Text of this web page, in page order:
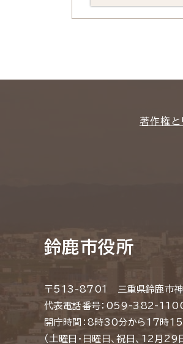
著作権と
鈴鹿市役所
〒513-8701 三重県鈴鹿市神
代表電話番号：059-382-
開庁時間：8時30分から17時15
（土曜日・日曜日、祝日、12月29